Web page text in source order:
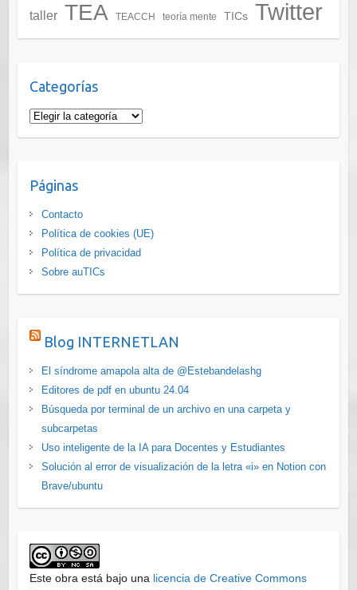
taller TEA TEACCH teoría mente TICs Twitter
Categorías
Categorías
Páginas
Contacto
Política de cookies (UE)
Política de privacidad
Sobre auTICs
Blog INTERNETLAN
El síndrome amapola alta de @Estebandelashg
Editores de pdf en ubuntu 24.04
Búsqueda por terminal de un archivo en una carpeta y
subcarpetas
Uso inteligente de la IA para Docentes y Estudiantes
Solución al error de visualización de la letra «i» en Notion con
Brave/ubuntu
Este obra está bajo una licencia de Creative Commons